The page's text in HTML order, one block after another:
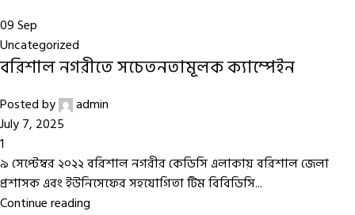
09Sep
Uncategorized
বরিশাল নগরীতে সচেতনতামূলক ক্যাম্পেইন
Posted by
admin
July 7, 2025
1
৯ সেপ্টেম্বর ২০২২ বরিশাল নগরীর কেডিসি এলাকায় বরিশাল জেলা
প্রশাসক এবং ইউনিসেফের সহযোগিতা টিম বিবিডিসি...
Continue reading